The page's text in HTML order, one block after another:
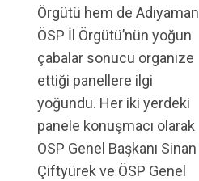
Örgütü hem de Adıyaman
ÖSP İl Örgütü’nün yoğun
çabalar sonucu organize
ettiği panellere ilgi
yoğundu. Her iki yerdeki
panele konuşmacı olarak
ÖSP Genel Başkanı Sinan
Çiftyürek ve ÖSP Genel